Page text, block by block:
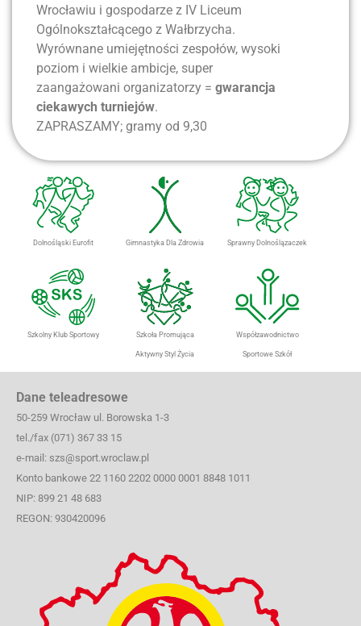
Wrocławiu i gospodarze z IV Liceum
Ogólnokształcącego z Wałbrzycha.
Wyrównane umiejętności zespołów, wysoki
poziom i wielkie ambicje, super
zaangażowani organizatorzy = gwarancja
ciekawych turniejów.
ZAPRASZAMY; gramy od 9,30
Dolnośląski Eurofit Gimnastyka Dla Zdrowia Sprawny Dolnoślązaczek
Szkolny Klub Sportowy Szkoła Promująca
Aktywny Styl Życia
Współzawodnictwo
Sportowe Szkół
Dane teleadresowe
50-259 Wrocław ul. Borowska 1-3
tel./fax (071) 367 33 15
e-mail: szs@sport.wroclaw.pl
Konto bankowe 22 1160 2202 0000 0001 8848 1011
NIP: 899 21 48 683
REGON: 930420096